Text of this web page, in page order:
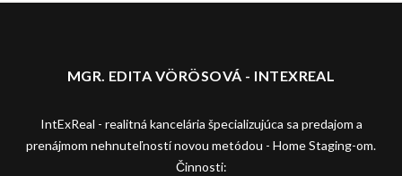
MGR. EDITA VÖRÖSOVÁ - INTEXREAL
IntExReal - realitná kancelária špecializujúca sa predajom a
prenájmom nehnuteľností novou metódou - Home Staging-om.
Činnosti: